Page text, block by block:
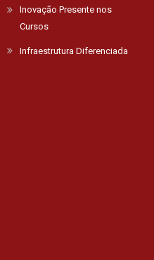
Inovação Presente nos
Cursos
Infraestrutura Diferenciada